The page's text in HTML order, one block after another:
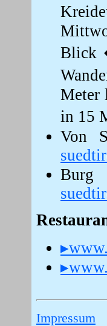
Blick
Meter
in 15
Von
Impressum